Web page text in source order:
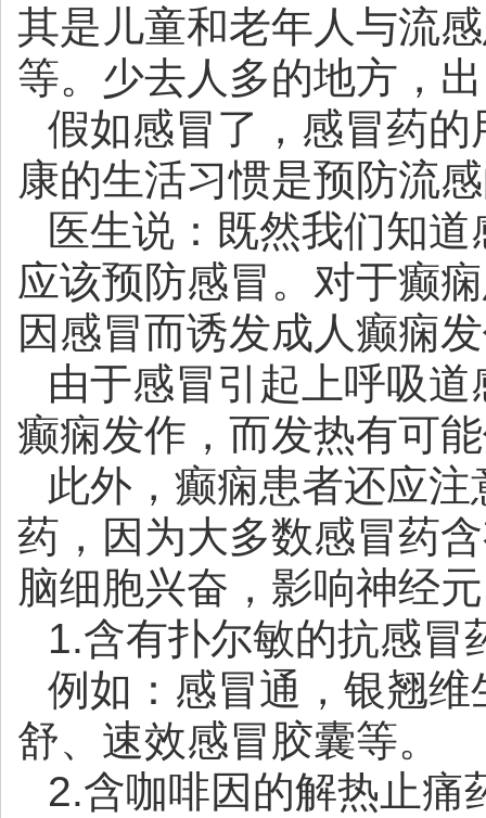
其是儿童和老年人与流
等。少去人多的地方，
假如感冒了，感冒药
康的生活习惯是预防流
医生说：既然我们知
应该预防感冒。对于癫
因感冒而诱发成人癫痫
由于感冒引起上呼吸
癫痫发作，而发热有可
此外，癫痫患者还应
药，因为大多数感冒药
脑细胞兴奋，影响神经
1.含有扑尔敏的抗感冒
例如：感冒通，银翘
舒、速效感冒胶囊等。
2.含咖啡因的解热止痛